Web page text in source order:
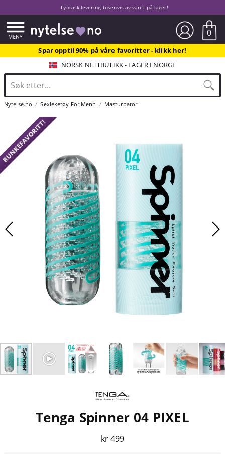
Lynrask levering, tusenvis av varer på lager!
0
Spar opptil 90% på våre favoritter - klikk her!
NORSK NETTBUTIKK - LAGER I NORGE
Nytelse.no Sexleketøy For Menn Masturbator
RUNKEFAVORITT!
Tenga Spinner 04 PIXEL
kr 499